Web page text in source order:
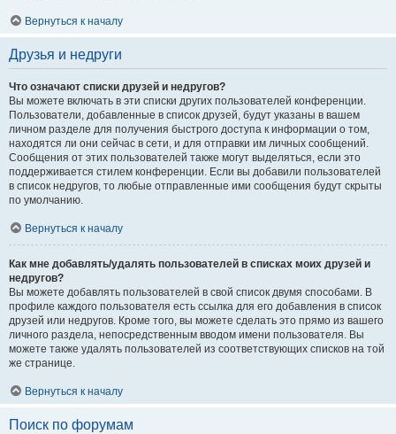
Вернуться к началу
Друзья и недруги
Что означают списки друзей и недругов?
Вы можете включать в эти списки других пользователей конференции.
Пользователи, добавленные в список друзей, будут указаны в вашем
личном разделе для получения быстрого доступа к информации о том,
находятся ли они сейчас в сети, и для отправки им личных сообщений.
Сообщения от этих пользователей также могут выделяться, если это
поддерживается стилем конференции. Если вы добавили пользователей
в список недругов, то любые отправленные ими сообщения будут скрыты
по умолчанию.
Вернуться к началу
Как мне добавлять/удалять пользователей в списках моих друзей и
недругов?
Вы можете добавлять пользователей в свой список двумя способами. В
профиле каждого пользователя есть ссылка для его добавления в список
друзей или недругов. Кроме того, вы можете сделать это прямо из вашего
личного раздела, непосредственным вводом имени пользователя. Вы
можете также удалять пользователей из соответствующих списков на той
же странице.
Вернуться к началу
Поиск по форумам